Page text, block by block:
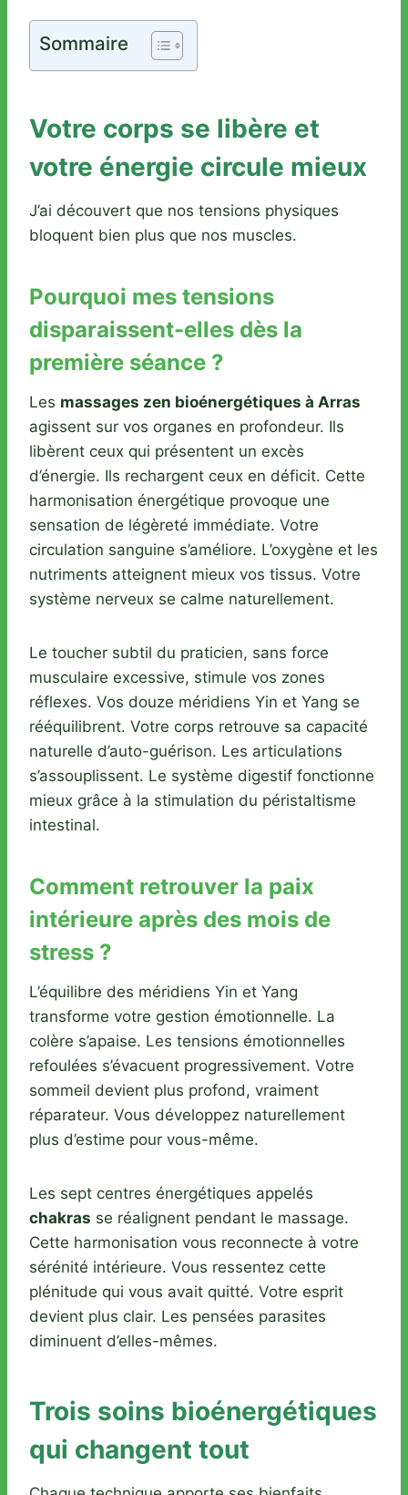
Sommaire
Votre corps se libère et
votre énergie circule mieux
J’ai découvert que nos tensions physiques
bloquent bien plus que nos muscles.
Pourquoi mes tensions
disparaissent-elles dès la
première séance ?
Les massages zen bioénergétiques à Arras
agissent sur vos organes en profondeur. Ils
libèrent ceux qui présentent un excès
d’énergie. Ils rechargent ceux en déficit. Cette
harmonisation énergétique provoque une
sensation de légèreté immédiate. Votre
circulation sanguine s’améliore. L’oxygène et les
nutriments atteignent mieux vos tissus. Votre
système nerveux se calme naturellement.
Le toucher subtil du praticien, sans force
musculaire excessive, stimule vos zones
réflexes. Vos douze méridiens Yin et Yang se
rééquilibrent. Votre corps retrouve sa capacité
naturelle d’auto-guérison. Les articulations
s’assouplissent. Le système digestif fonctionne
mieux grâce à la stimulation du péristaltisme
intestinal.
Comment retrouver la paix
intérieure après des mois de
stress ?
L’équilibre des méridiens Yin et Yang
transforme votre gestion émotionnelle. La
colère s’apaise. Les tensions émotionnelles
refoulées s’évacuent progressivement. Votre
sommeil devient plus profond, vraiment
réparateur. Vous développez naturellement
plus d’estime pour vous-même.
Les sept centres énergétiques appelés
chakras se réalignent pendant le massage.
Cette harmonisation vous reconnecte à votre
sérénité intérieure. Vous ressentez cette
plénitude qui vous avait quitté. Votre esprit
devient plus clair. Les pensées parasites
diminuent d’elles-mêmes.
Trois soins bioénergétiques
qui changent tout